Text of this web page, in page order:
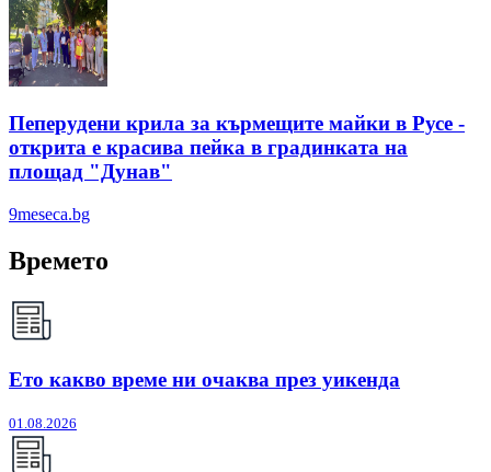
Пеперудени крила за кърмещите майки в Русе -
открита е красива пейка в градинката на
площад "Дунав"
9meseca.bg
Времето
Ето какво време ни очаква през уикенда
01.08.2026